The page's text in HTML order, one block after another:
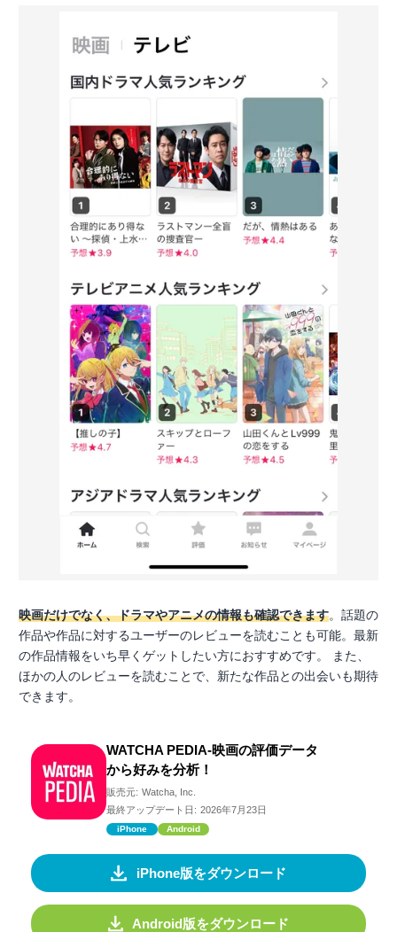
映画だけでなく、ドラマやアニメの情報も確認できます。話題の
作品や作品に対するユーザーのレビューを読むことも可能。最新
の作品情報をいち早くゲットしたい方におすすめです。 また、
ほかの人のレビューを読むことで、新たな作品との出会いも期待
できます。
WATCHA PEDIA-映画の評価データ
から好みを分析！
販売元: Watcha, Inc.
最終アップデート日: 2026年7月23日
iPhone Android
iPhone版をダウンロード
Android版をダウンロード